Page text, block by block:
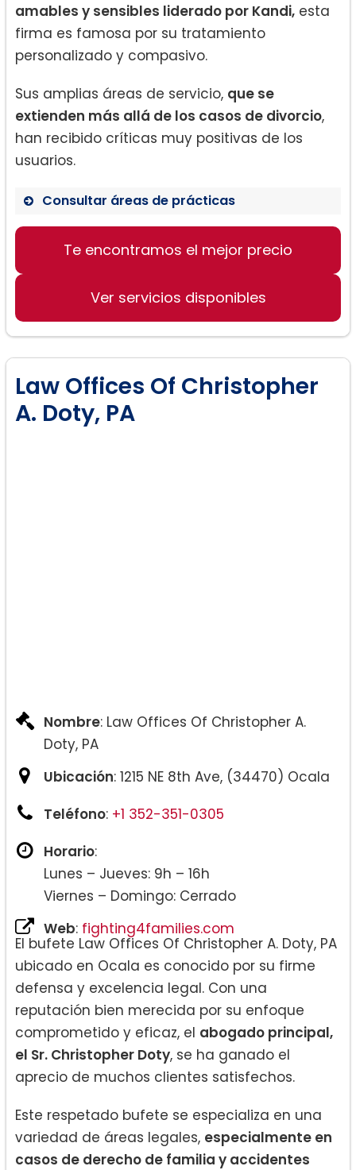
amables y sensibles liderado por Kandi, esta
firma es famosa por su tratamiento
personalizado y compasivo.
Sus amplias áreas de servicio, que se
extienden más allá de los casos de divorcio,
han recibido críticas muy positivas de los
usuarios.
Consultar áreas de prácticas
Casos de divorcio
Trámites legales familiares
Te encontramos el mejor precio
Ver servicios disponibles
Law Offices Of Christopher
A. Doty, PA
Nombre: Law Offices Of Christopher A.
Doty, PA
Ubicación: 1215 NE 8th Ave, (34470) Ocala
Teléfono: +1 352-351-0305
Horario:
Lunes – Jueves: 9h – 16h
Viernes – Domingo: Cerrado
Web: fighting4families.com
El bufete Law Offices Of Christopher A. Doty, PA
ubicado en Ocala es conocido por su firme
defensa y excelencia legal. Con una
reputación bien merecida por su enfoque
comprometido y eficaz, el abogado principal,
el Sr. Christopher Doty, se ha ganado el
aprecio de muchos clientes satisfechos.
Este respetado bufete se especializa en una
variedad de áreas legales, especialmente en
casos de derecho de familia y accidentes